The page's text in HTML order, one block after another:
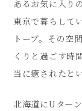
あるお気に入り
東京で暮らして
トーブ。その空
くりと過ごす時
当に癒されたと
北海道にUター